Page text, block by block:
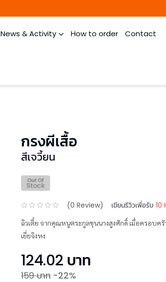
News & Activity How to order Contact
กรงผีเสื้อ
สีเจวี้ยน
(0 Review) เขียนรีวิวเพื่อรับ 10
ฉิวเตี๋ย จากคุณหนูตระกูลขุนนางสูงศักดิ์ เมื่อครอบค
เยี่ยจิงหง
124.02 บาท
159บาท -22%